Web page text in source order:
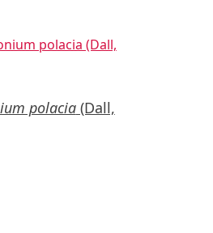
polacia(Dall,